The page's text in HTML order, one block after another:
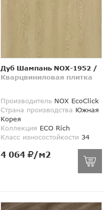
Дуб Шампань NOX-1952 /
Кварцвиниловая плитка
ПроизводительNOX EcoClick
Страна производства Южная
Корея
Коллекция ECO Rich
Класс износостойкости 34
4 064 /м2